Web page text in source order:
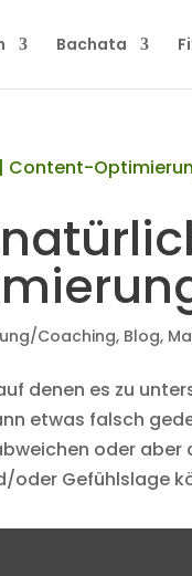
Bachata
Coaching, Blog,
denen es zu
etwas falsch
oder
oder Gefühlslage